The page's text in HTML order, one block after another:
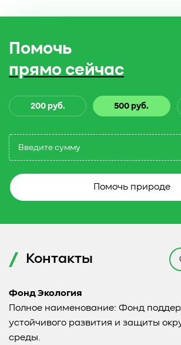
Помочь
прямо сейчас
200 руб. 500 руб.
Помочь природе
Контакты
Фонд Экология
Полное наименование: Фонд
устойчивого развития и защиты
среды.